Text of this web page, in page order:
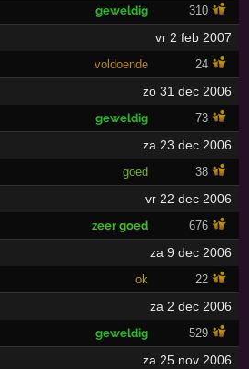
geweldig 310
vr 2 feb 2007
voldoende 24
zo 31 dec 2006
geweldig 73
za 23 dec 2006
goed 38
vr 22 dec 2006
zeer goed 676
za 9 dec 2006
ok 22
za 2 dec 2006
geweldig 529
za 25 nov 2006